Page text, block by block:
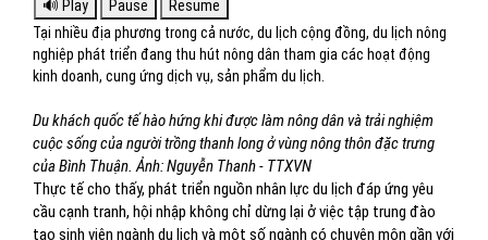
Tại nhiều địa phương trong cả nước, du lịch cộng đồng, du lịch nông
nghiệp phát triển đang thu hút nông dân tham gia các hoạt động
kinh doanh, cung ứng dịch vụ, sản phẩm du lịch.
Du khách quốc tế hào hứng khi được làm nông dân và trải nghiệm
cuộc sống của người trồng thanh long ở vùng nông thôn đặc trưng
của Bình Thuận. Ảnh: Nguyễn Thanh - TTXVN
Thực tế cho thấy, phát triển nguồn nhân lực du lịch đáp ứng yêu
cầu cạnh tranh, hội nhập không chỉ dừng lại ở việc tập trung đào
tạo sinh viên ngành du lịch và một số ngành có chuyên môn gần với